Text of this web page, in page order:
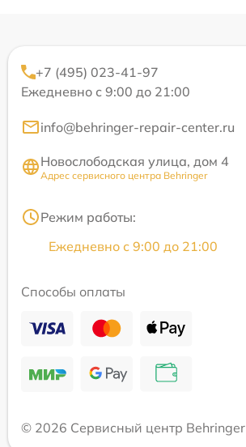
+7 (495) 023-41-97
Ежедневно с 9:00 до 21:00
info@behringer-repair-center.ru
Новослободская улица, дом 4
Адрес сервисного центра Behringer
Режим работы:
Ежедневно с 9:00 до 21:00
Способы оплаты
© 2026 Сервисный центр Behringer